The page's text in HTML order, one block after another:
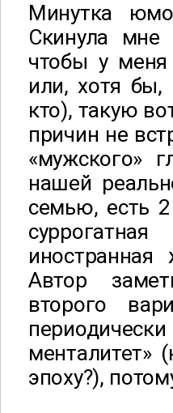
Минутка
Скинула мне
чтобы у меня
или, хотя бы,
кто), такую
причин не
«мужского»
нашей
семью, есть
Автор
второго
менталитет»
эпоху?),